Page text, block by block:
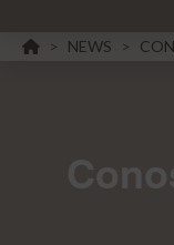
HOME
> NEWS >